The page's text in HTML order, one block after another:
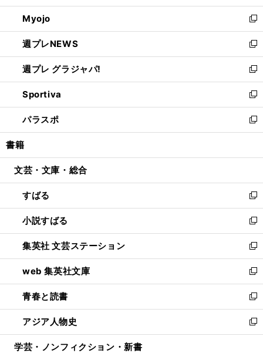
開
く
ウ
で
開
く
ン
ド
ウ
で
開
く
ウ
ィ
ン
ド
ウ
で
開
く
Myojo
新
し
い
ウ
ィ
ン
ド
ウ
で
開
週プレNEWS
新
し
い
ウ
ィ
ン
ド
ウ
開
週プレ グラジャパ!
新
し
い
ウ
ィ
ン
ウ
開
く
Sportiva
新
し
い
ウ
ン
ウ
で
開
く
パラスポ
新
し
ウ
ン
ド
ウ
で
開
く
書籍
文芸・文庫・総合
すばる
新
し
い
ウ
ィ
ン
ド
ウ
で
開
く
小説すばる
新
し
い
ウ
ィ
ン
ド
ウ
で
開
集英社 文芸ステーション
新
し
い
ウ
ィ
ン
ド
ウ
web 集英社文庫
新
し
い
ウ
ィ
ン
青春と読書
新
し
い
ウ
アジア人物史
新
し
学芸・ノンフィクション・新書